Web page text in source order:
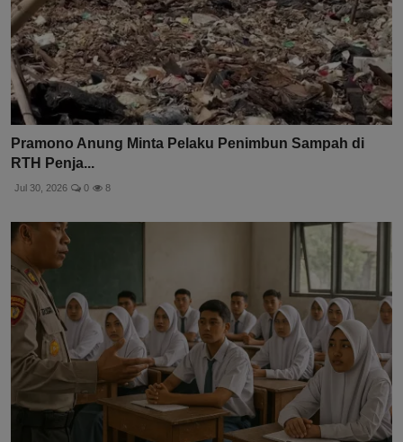
Pramono Anung Minta Pelaku Penimbun Sampah di
RTH Penja...
Jul 30, 2026 0 8